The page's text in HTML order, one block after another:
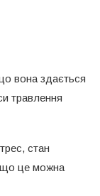
вона здається
травлення
стан
що це можна